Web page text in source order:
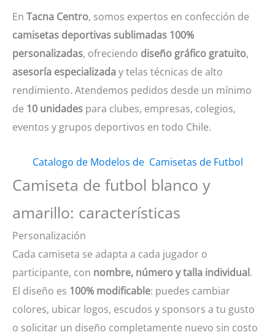
En Tacna Centro, somos expertos en confección de
camisetas deportivas sublimadas 100%
personalizadas, ofreciendo diseño gráfico gratuito,
asesoría especializaday telas técnicas de alto
rendimiento. Atendemos pedidos desde un mínimo
de 10 unidades para clubes, empresas, colegios,
eventos y grupos deportivos en todo Chile.
Catalogo de Modelos de Camisetas de Futbol
Camiseta de futbol blanco y
amarillo: características
Personalización
Cada camiseta se adapta a cada jugador o
participante, con nombre, número y talla individual.
El diseño es 100% modificable: puedes cambiar
colores, ubicar logos, escudos y sponsors a tu gusto
o solicitar un diseño completamente nuevo sin costo